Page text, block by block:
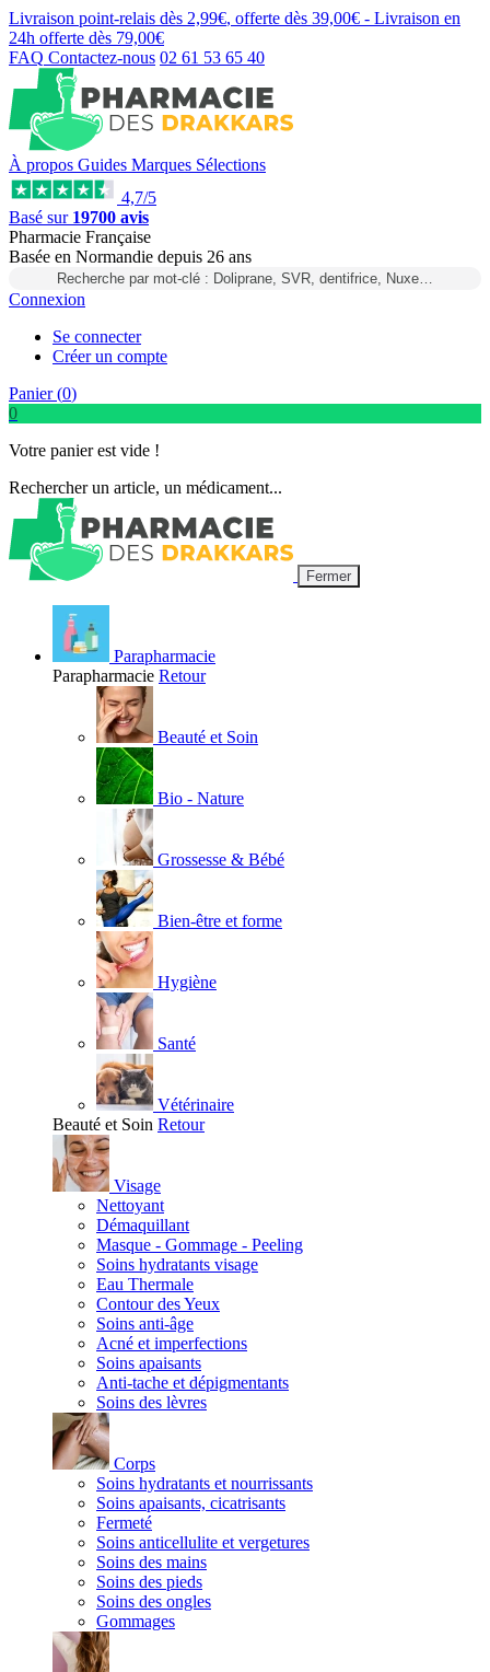
Livraison point-relais dès 2,99€, offerte dès 39,00€ - Livraison en
24h offerte dès 79,00€
FAQ Contactez-nous 02 61 53 65 40
À propos Guides Marques Sélections
4,7/5
Basé sur 19700 avis
Pharmacie Française
Basée en Normandie depuis 26 ans
Recherche par mot-clé : Doliprane, SVR, dentifrice, Nuxe…
Connexion
Se connecter
Créer un compte
Panier (0)
0
Votre panier est vide !
Rechercher un article, un médicament...
Fermer
Parapharmacie
Parapharmacie Retour
Beauté et Soin
Bio - Nature
Grossesse & Bébé
Bien-être et forme
Hygiène
Santé
Vétérinaire
Beauté et Soin Retour
Visage
Nettoyant
Démaquillant
Masque - Gommage - Peeling
Soins hydratants visage
Eau Thermale
Contour des Yeux
Soins anti-âge
Acné et imperfections
Soins apaisants
Anti-tache et dépigmentants
Soins des lèvres
Corps
Soins hydratants et nourrissants
Soins apaisants, cicatrisants
Fermeté
Soins anticellulite et vergetures
Soins des mains
Soins des pieds
Soins des ongles
Gommages